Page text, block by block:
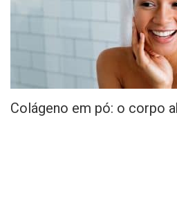
Colágeno em pó: o corpo